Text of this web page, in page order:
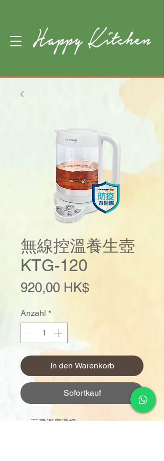
無線控溫養生壺
KTG-120
920,00 HK$Preis
Anzahl *
In den Warenkorb
Sofortkauf
五種溫度選擇